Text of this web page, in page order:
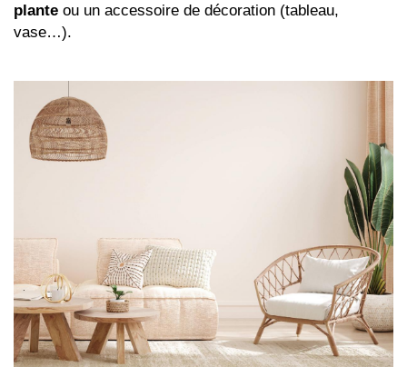
plante ou un accessoire de décoration (tableau,
vase…).